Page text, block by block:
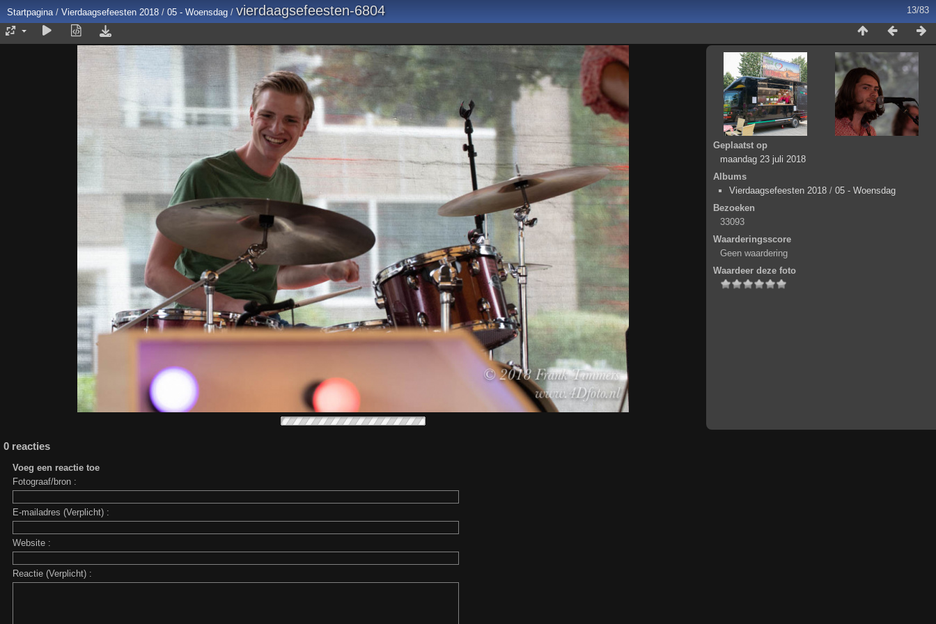
13/83
Startpagina/ Vierdaagsefeesten 2018 / 05 - Woensdag / vierdaagsefeesten-6804
Geplaatst op
maandag 23 juli 2018
Albums
Vierdaagsefeesten 2018 / 05 - Woensdag
Bezoeken
33093
Waarderingsscore
Geen waardering
Waardeer deze foto
0 reacties
Voeg een reactie toe
Fotograaf/bron :
E-mailadres (Verplicht) :
Website :
Reactie (Verplicht) :